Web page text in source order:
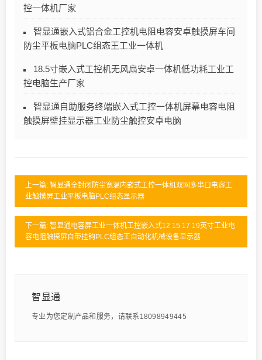
控一体机厂家
智显通嵌入式铝合金工控机电阻电容安卓触摸屏车间
防尘平板电脑PLC组态王工业一体机
18.5寸嵌入式工控机无风扇安卓一体机低功耗工业工
控电脑生产厂家
智显通自助服务终端嵌入式工控一体机屏幕电容电阻
触摸屏壁挂显示器工业防尘触控安卓电脑
上一篇: 智显通全封闭防尘宽温内嵌式工控一体机双网多串口电容工
业触摸屏工业平板电脑PLC组态显示器
下一篇: 智显通电容屏工业一体机工控嵌入式12 15 17 19英寸工业电
容电阻触摸屏自带挂钩PLC组态王自动化机械设备显示器
智显通
专业为您定制产品和服务，请联系18098949445